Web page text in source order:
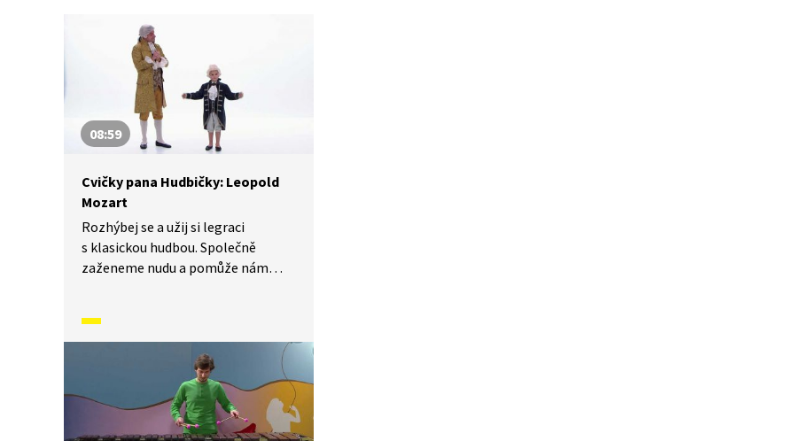
08:59
Cvičky pana Hudbičky: Leopold
Mozart
Rozhýbej se a užij si legraci
s klasickou hudbou. Společně
zaženeme nudu a pomůže nám